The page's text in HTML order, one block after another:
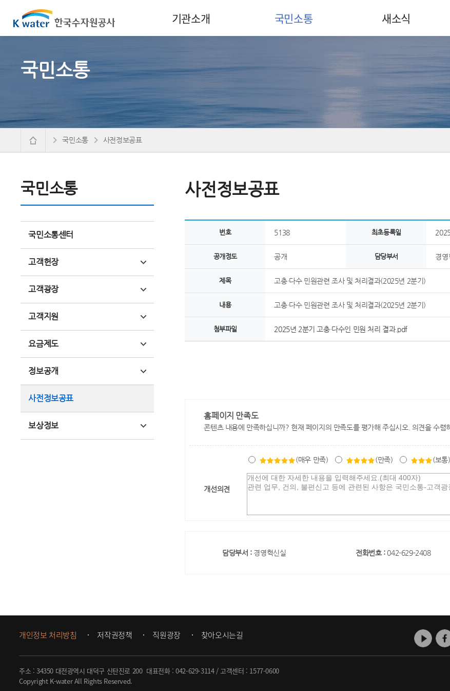
기관소개 국민소통 새소식
국민소통
국민소통
국민소통센터
고객헌장
고객광장
고객지원
요금제도
정보공개
사전정보공표
보상정보
국민소통 사전정보공표
사전정보공표
번호 5138 최초등록일
공개정도 공개 담당부서 경영
제목 고충·다수 민원관련 조사 및 처리결과(2025년 2분기)
내용 고충·다수 민원관련 조사 및 처리결과(2025년 2분기)
첨부파일 2025년 2분기 고충·다수인 민원 처리 결과.pdf
홈페이지 만족도
콘텐츠 내용에 만족하십니까? 현재 페이지의 만족도를 평가해 주십시오. 의견을 수렴
(매우 만족) (만족) (보통)
개선의견
담당부서 : 경영혁신실 전화번호 : 042-629-2408
개인정보 처리방침 저작권정책 직원광장 찾아오시는길
주소 : 34350 대전광역시 대덕구 신탄진로 200 대표전화 :042-629-3114/ 고객센터 : 1577-0600
Copyright K-water All Rights Reserved.